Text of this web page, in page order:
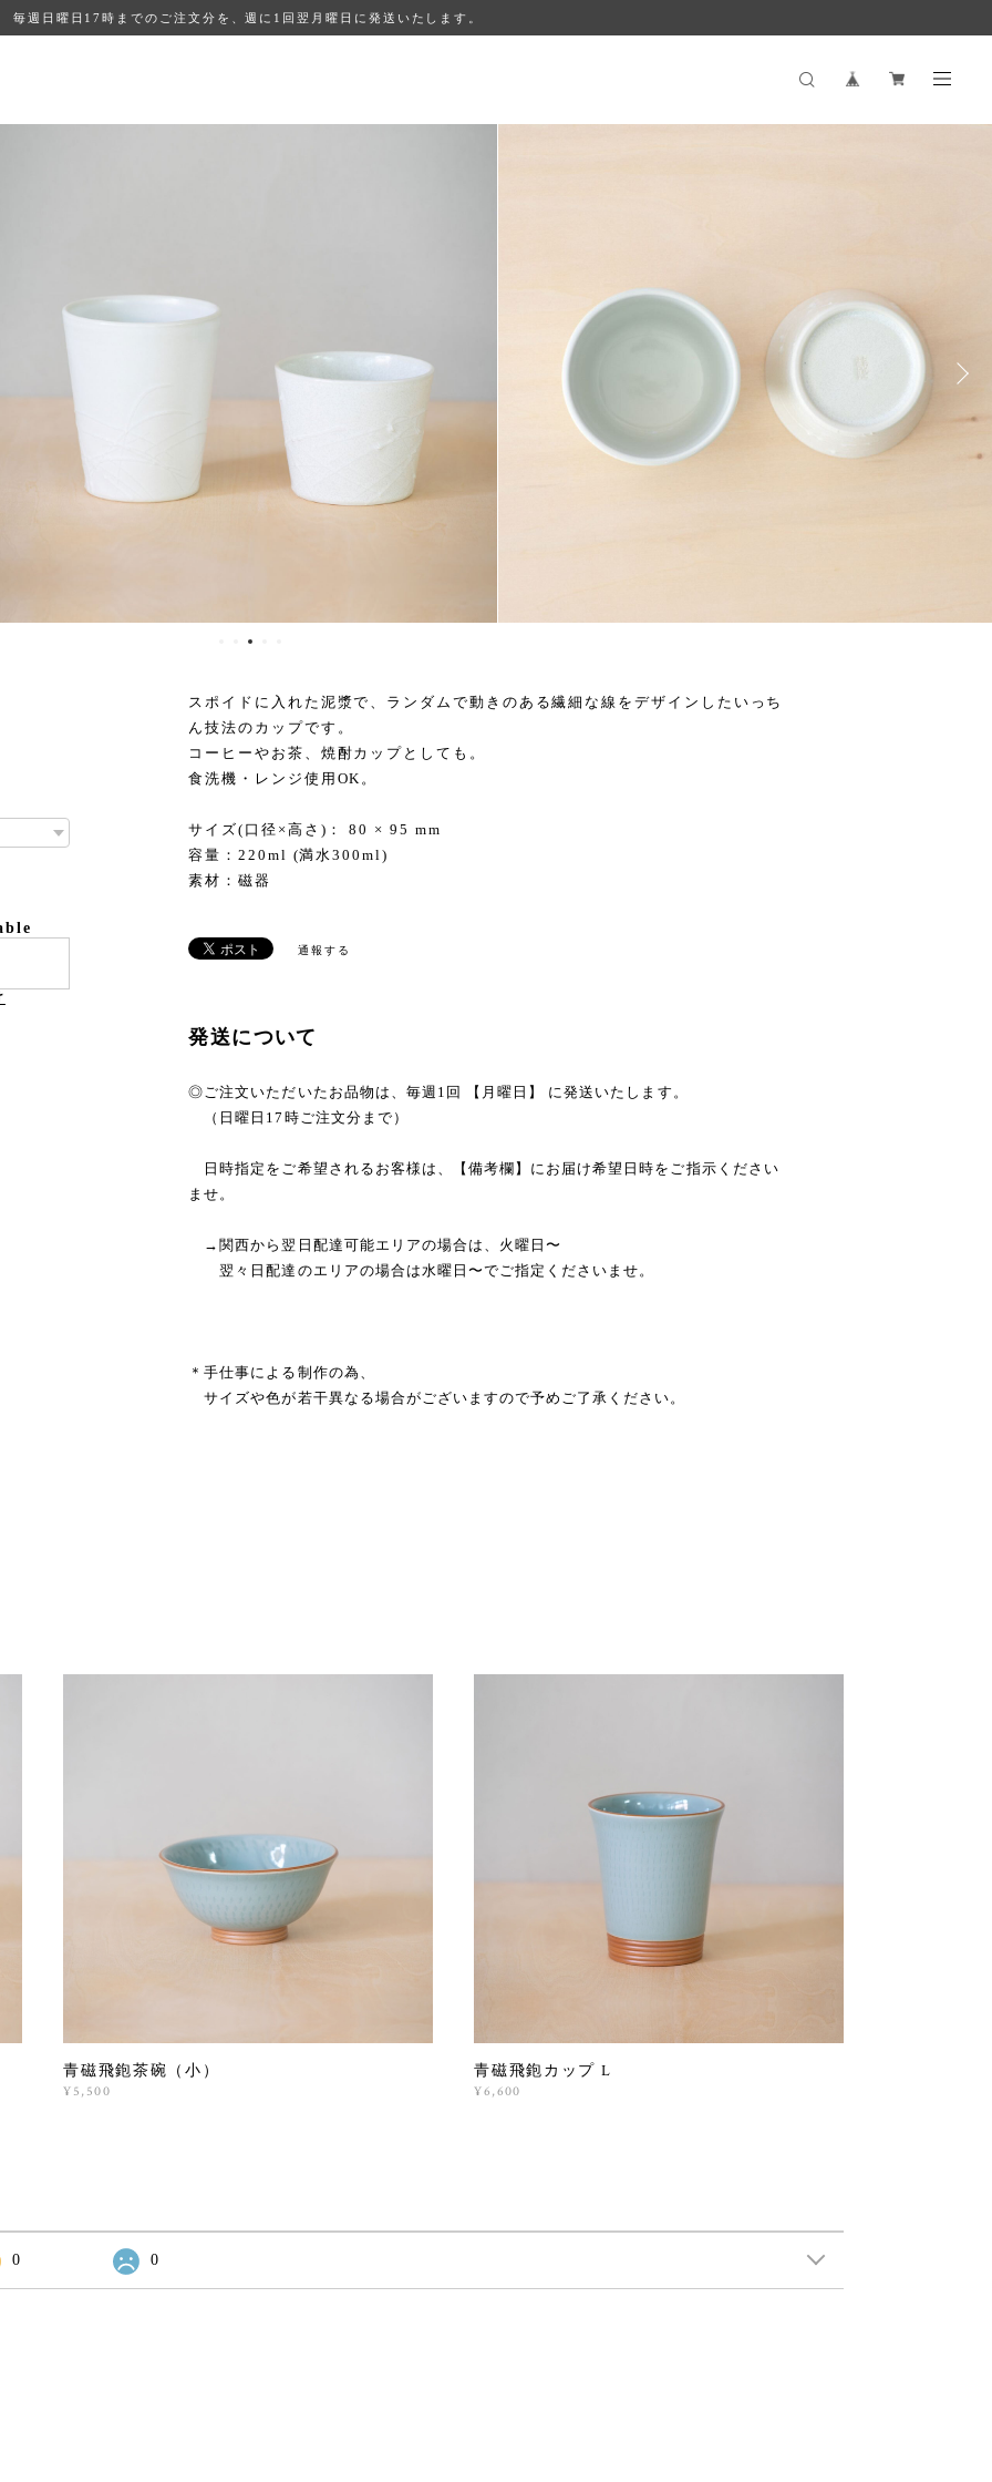
毎週日曜日17時までのご注文分を、週に1回翌月曜日に発送いたします。
スポイドに入れた泥漿で、ランダムで動きのある繊細な線をデザインしたいっち
ん技法のカップです。
コーヒーやお茶、焼酎カップとしても。
食洗機・レンジ使用OK。
サイズ(口径×高さ)： 80 × 95 mm
容量：220ml (満水300ml)
素材：磁器
通報する
発送について
◎ご注文いただいたお品物は、毎週1回 【月曜日】 に発送いたします。
（日曜日17時ご注文分まで）
日時指定をご希望されるお客様は、【備考欄】にお届け希望日時をご指示ください
ませ。
→関西から翌日配達可能エリアの場合は、火曜日〜
翌々日配達のエリアの場合は水曜日〜でご指定くださいませ。
＊手仕事による制作の為、
サイズや色が若干異なる場合がございますので予めご了承ください。
青磁飛鉋茶碗（小）
¥5,500
青磁飛鉋カップ L
¥6,600
0 0